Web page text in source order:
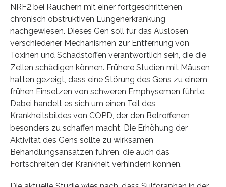
NRF2 bei Rauchern mit einer fortgeschrittenen
chronisch obstruktiven Lungenerkrankung
nachgewiesen. Dieses Gen soll für das Auslösen
verschiedener Mechanismen zur Entfernung von
Toxinen und Schadstoffen verantwortlich sein, die die
Zellen schädigen können. Frühere Studien mit Mäusen
hatten gezeigt, dass eine Störung des Gens zu einem
frühen Einsetzen von schweren Emphysemen führte.
Dabei handelt es sich um einen Teil des
Krankheitsbildes von COPD, der den Betroffenen
besonders zu schaffen macht. Die Erhöhung der
Aktivität des Gens sollte zu wirksamen
Behandlungsansätzen führen, die auch das
Fortschreiten der Krankheit verhindern können.